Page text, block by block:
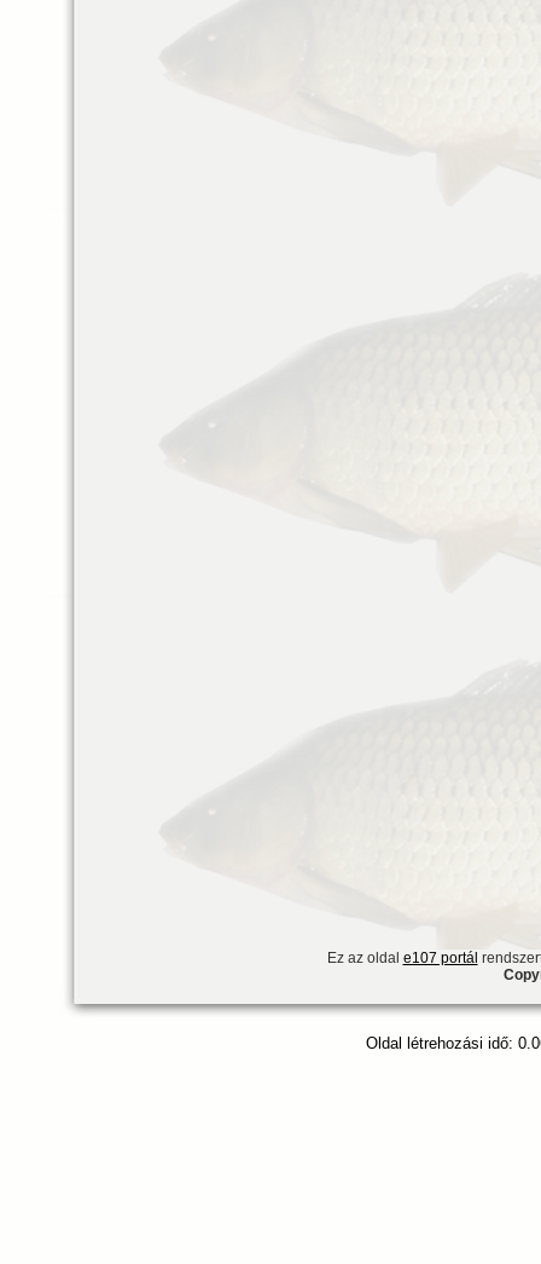
Ez az oldal e107 portál
Oldal létrehozási idő: